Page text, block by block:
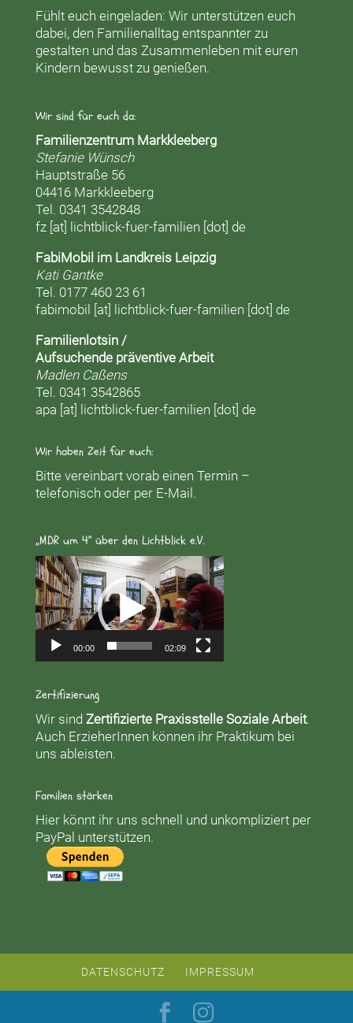
Fühlt euch eingeladen: Wir unterstützen euch
dabei, den Familienalltag entspannter zu
gestalten und das Zusammenleben mit euren
Kindern bewusst zu genießen.
Wir sind für euch da:
Familienzentrum Markkleeberg
Stefanie Wünsch
Hauptstraße 56
04416 Markkleeberg
Tel. 0341 3542848
fz [at] lichtblick-fuer-familien [dot] de
FabiMobil im Landkreis Leipzig
Kati Gantke
Tel. 0177 460 23 61
fabimobil [at] lichtblick-fuer-familien [dot] de
Familienlotsin /
Aufsuchende präventive Arbeit
Madlen Caßens
Tel. 0341 3542865
apa [at] lichtblick-fuer-familien [dot] de
Wir haben Zeit für euch:
Bitte vereinbart vorab einen Termin –
telefonisch oder per E-Mail.
„MDR um 4“ über den Lichtblick e.V.
Video-
Player
00:00 02:09
Zertifizierung
Wir sind Zertifizierte Praxisstelle Soziale Arbeit.
Auch ErzieherInnen können ihr Praktikum bei
uns ableisten.
Familien stärken
Hier könnt ihr uns schnell und unkompliziert per
PayPal unterstützen.
DATENSCHUTZ IMPRESSUM